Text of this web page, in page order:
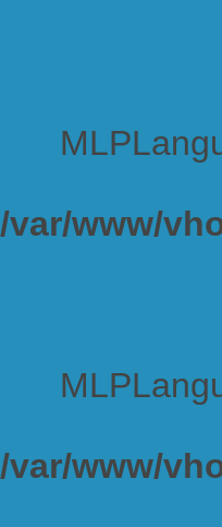
/var/www/
/var/www/